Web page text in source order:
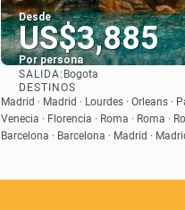
Desde
US$3,885
Por persona
SALIDA: Bogota
DESTINOS
Madrid · Madrid · Lourdes · Orleans ·
Venecia · Florencia · Roma · Roma ·
Barcelona · Barcelona · Madrid ·